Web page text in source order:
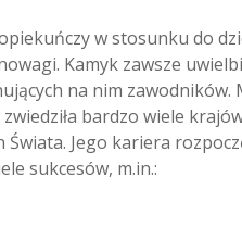
w stosunku do
Kamyk zawsze
na nim zawodników.
bardzo wiele
Jego kariera
sukcesów, m.in.: